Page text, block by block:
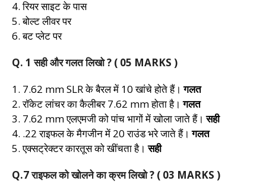
4. रियर साइट के पास
5. बोल्ट लीवर पर
6. बट प्लेट पर
Q. 1 सही और गलत लिखो ? ( 05 MARKS )
1. 7.62 mm SLR के बैरल में 10 खांचे होते हैं।गलत
2. रॉकेट लांचर का कैलीबर 7.62 mm होता है।गलत
3. 7.62 mm एलएमजी को पांच भागों में खोला जाते हैं।सही
4. .22 राइफल के मैगजीन में 20 राउंड भरे जाते हैं।गलत
5. एक्सट्रेक्टर कारतूस को खींचता है।सही
Q.7 राइफल को खोलने का क्रम लिखो ? ( 03 MARKS )